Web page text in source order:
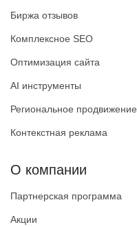
Биржа отзывов
Комплексное SEO
Оптимизация сайта
AI инструменты
Региональное продвижение
Контекстная реклама
О компании
Партнерская программа
Акции